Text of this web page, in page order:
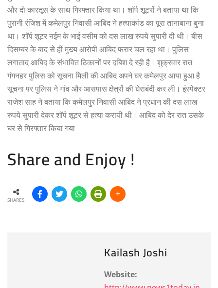
और दो कारतूस के साथ गिरफ्तार किया था। शॉर्प शूटरों ने बताया था कि
पुरानी रंजिश में कमेलपुर निवासी आबिद ने हत्याकांड का पूरा तानाबाना बुना
था। शॉर्प शूटर नईम के भाई वसीम को दस लाख रुपये सुपारी दी थी। बीस
दिसम्बर के बाद से ही मुख्य आरोपी आबिद फरार चल रहा था। पुलिस
लगाताद आबिद के संभावित ठिकानों पर दबिश दे रही है। शुक्रवार रात
गंगनहर पुलिस को सूचना मिली की आबिद अपने घर कमेलपुर आया हुआ है
सूचना पर पुलिस ने गांव और आसपास क्षेत्रों की घेराबंदी कर ली। इंस्पेक्टर
राजेश साह ने बताया कि कमेलपुर निवासी आबिद ने प्रधान की दस लाख
रुपये सुपारी देकर शॉर्प शूटर से हत्या करायी थी। आबिद को देर रात उसके
घर से गिरफ्तार किया गया
Share and Enjoy !
SHARES
Kailash Joshi
Website: